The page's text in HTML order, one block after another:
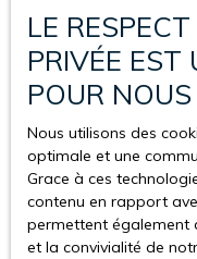
Force
La responsabilité de
en cas de force
légales
L’éditeur se réserve le
LE
PRIVÉE EST
POUR NOUS
Nous utilisons des
optimale et une
Grace à ces
contenu en rapport
permettent également
et la convivialité de